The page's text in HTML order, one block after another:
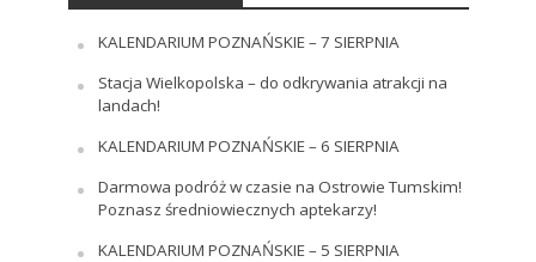
KALENDARIUM POZNAŃSKIE – 7 SIERPNIA
Stacja Wielkopolska – do odkrywania atrakcji na
landach!
KALENDARIUM POZNAŃSKIE – 6 SIERPNIA
Darmowa podróż w czasie na Ostrowie Tumskim!
Poznasz średniowiecznych aptekarzy!
KALENDARIUM POZNAŃSKIE – 5 SIERPNIA